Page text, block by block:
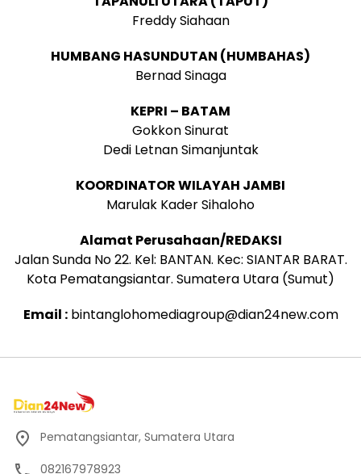
Freddy Siahaan
HUMBANG HASUNDUTAN (HUMBAHAS)
Bernad Sinaga
KEPRI – BATAM
Gokkon Sinurat
Dedi Letnan Simanjuntak
KOORDINATOR WILAYAH JAMBI
Marulak Kader Sihaloho
Alamat Perusahaan/REDAKSI
Jalan Sunda No 22. Kel: BANTAN. Kec: SIANTAR BARAT.
Kota Pematangsiantar. Sumatera Utara (Sumut)
Email :bintanglohomediagroup@dian24new.com
Pematangsiantar, Sumatera Utara
082167978923